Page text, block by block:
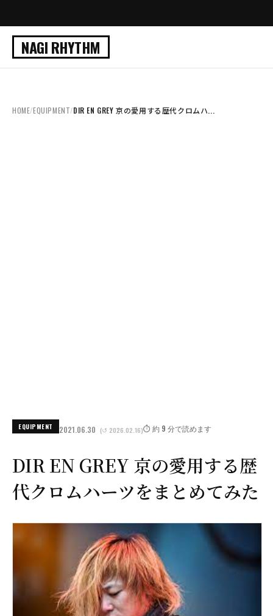
NAGI RHYTHM
HOME/EQUIPMENT/DIR EN GREY 京の愛用する歴代クロムハ...
EQUIPMENT 2021.06.30 (↺ 2026.02.16)⏱️ 約 9 分で読めます
DIR EN GREY 京の愛用する歴
代クロムハーツをまとめてみた